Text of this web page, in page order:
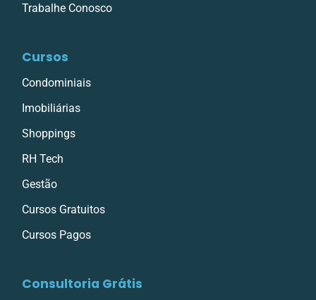
Trabalhe Conosco
Cursos
Condominiais
Imobiliárias
Shoppings
RH Tech
Gestão
Cursos Gratuitos
Cursos Pagos
Consultoria Grátis